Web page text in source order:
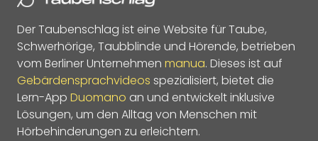
Der Taubenschlag ist eine Website für Taube,
Schwerhörige, Taubblinde und Hörende, betrieben
vom Berliner Unternehmen manua. Dieses ist auf
Gebärdensprachvideos spezialisiert, bietet die
Lern-App Duomano an und entwickelt inklusive
Lösungen, um den Alltag von Menschen mit
Hörbehinderungen zu erleichtern.